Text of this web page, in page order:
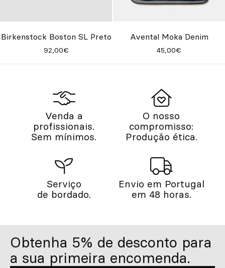
Birkenstock Boston SL Preto
92,00€
Avental Moka Denim
45,00€
Venda a
profissionais.
Sem mínimos.
O nosso
compromisso:
Produção ética.
Serviço
de bordado.
Envio em Portugal
em 48 horas.
Obtenha 5% de desconto para
a sua primeira encomenda.